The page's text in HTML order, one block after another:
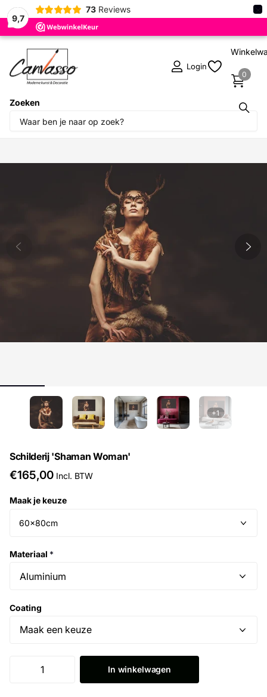
9,7
73 Reviews ×
Zoeken
Login
0
Deel dit product
+1
Schilderij 'Shaman Woman'
€165,00 Incl. BTW
Maak je keuze
Materiaal *
Coating
In winkelwagen